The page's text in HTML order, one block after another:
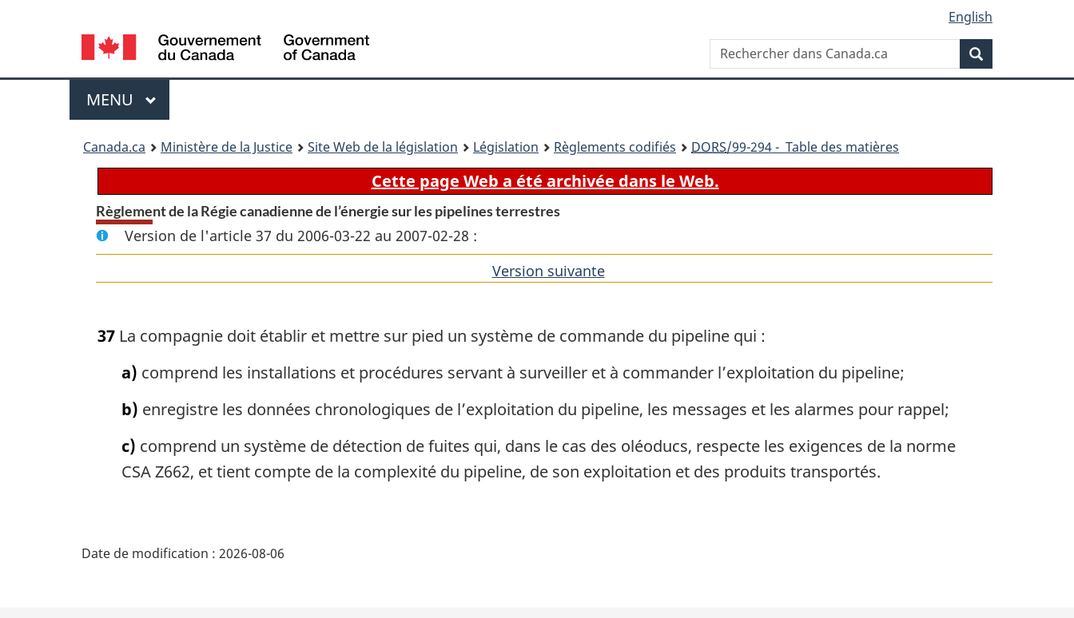
principal
À
site
version
Language
selection
English
Rechercher
dans
Canada.ca
Menu
MENU PRINCIPAL
Canada.ca Ministère de la Justice Site Web de la législation Législation Règlements codifiés DORS/99-294 - Table des matières
Cette page Web a été archivée dans le Web.
Règlement de la Régie canadienne de l’énergie sur les pipelines terrestres
Version de l'article 37 du 2006-03-22 au 2007-02-28 :
Version suivantede
37 La compagnie doit établir et mettre sur pied un système de commande du pipeline qui :
a) comprend les installations et procédures servant à surveiller et à commander l’exploitation du pipeline;
b) enregistre les données chronologiques de l’exploitation du pipeline, les messages et les alarmes pour rappel;
c) comprend un système de détection de fuites qui, dans le cas des oléoducs, respecte les exigences de la norme
CSA Z662, et tient compte de la complexité du pipeline, de son exploitation et des produits transportés.
Date de modification : 2026-08-06